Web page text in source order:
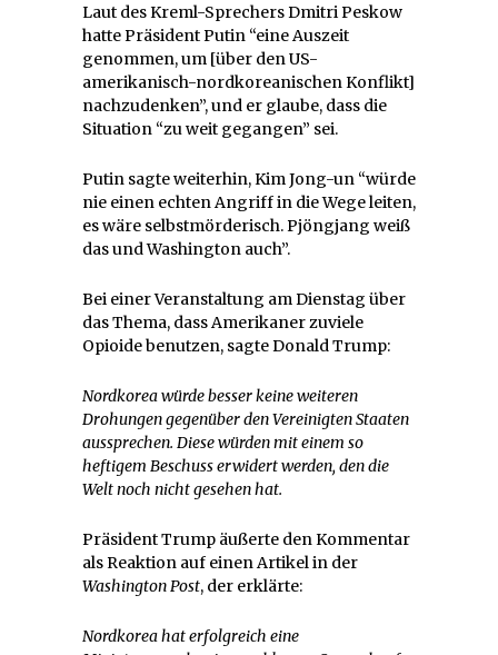
Laut des Kreml-Sprechers Dmitri Peskow
hatte Präsident Putin “eine Auszeit
genommen, um [über den US-
amerikanisch-nordkoreanischen Konflikt]
nachzudenken”, und er glaube, dass die
Situation “zu weit gegangen” sei.
Putin sagte weiterhin, Kim Jong-un “würde
nie einen echten Angriff in die Wege leiten,
es wäre selbstmörderisch. Pjöngjang weiß
das und Washington auch”.
Bei einer Veranstaltung am Dienstag über
das Thema, dass Amerikaner zuviele
Opioide benutzen, sagte Donald Trump:
Nordkorea würde besser keine weiteren
Drohungen gegenüber den Vereinigten Staaten
aussprechen. Diese würden mit einem so
heftigem Beschuss erwidert werden, den die
Welt noch nicht gesehen hat.
Präsident Trump äußerte den Kommentar
als Reaktion auf einen Artikel in der
Washington Post, der erklärte:
Nordkorea hat erfolgreich eine